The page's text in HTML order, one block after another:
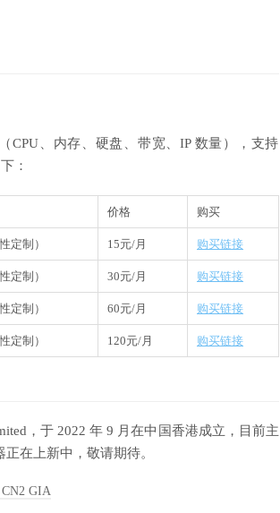
CPU、内存、硬盘、带宽、IP 数量）， 支持
：
价格 购买
定制） 15元/月 购买链接
定制） 30元/月 购买链接
定制） 60元/月 购买链接
定制） 120元/月 购买链接
，于 2022 年 9 月在中国香港成立，目前主
在上新中，敬请期待。
GIA